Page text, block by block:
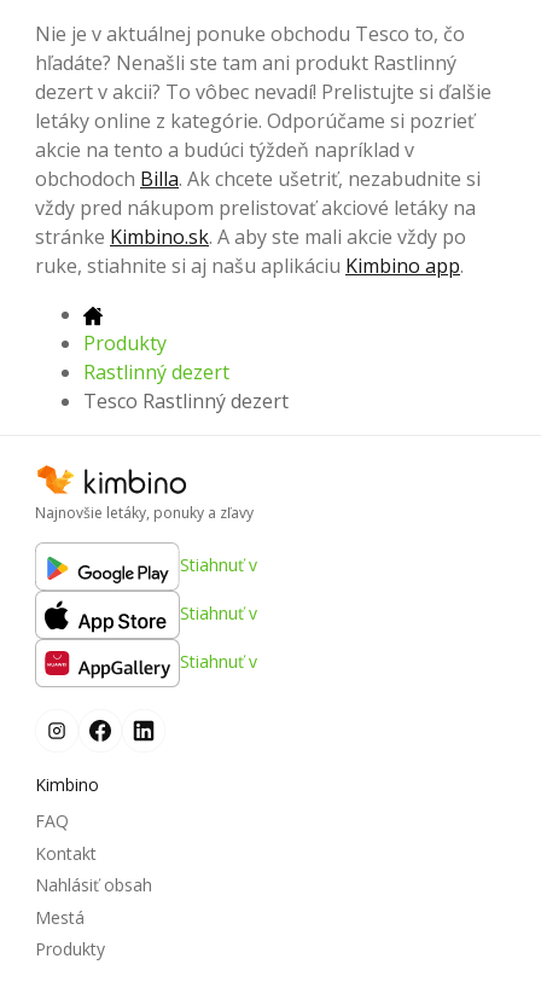
Nie je v aktuálnej ponuke obchodu Tesco to, čo
hľadáte? Nenašli ste tam ani produkt Rastlinný
dezert v akcii? To vôbec nevadí! Prelistujte si ďalšie
letáky online z kategórie. Odporúčame si pozrieť
akcie na tento a budúci týždeň napríklad v
obchodoch Billa. Ak chcete ušetriť, nezabudnite si
vždy pred nákupom prelistovať akciové letáky na
stránke Kimbino.sk. A aby ste mali akcie vždy po
ruke, stiahnite si aj našu aplikáciu Kimbino app.
Produkty
Rastlinný dezert
Tesco Rastlinný dezert
Najnovšie letáky, ponuky a zľavy
Stiahnuť v
Stiahnuť v
Stiahnuť v
Kimbino
FAQ
Kontakt
Nahlásiť obsah
Mestá
Produkty